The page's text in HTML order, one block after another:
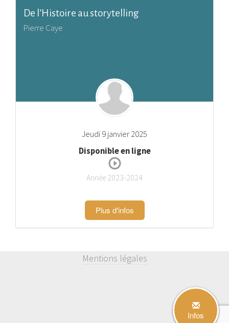
Infos
De l’Histoire au storytelling
Pierre Caye
Jeudi 9 janvier 2025
Disponible en ligne
Année 2023-2024
Plus d'infos
Mentions légales